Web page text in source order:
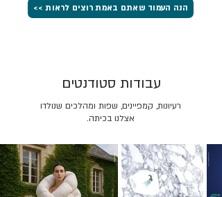
הנה העמוד שאתם באמת רוצים לראות >>
רעיונות, קמפיינים, שפות ומהלכים שנולדו
אצלנו בכיתה.
עבודות סטודנטים